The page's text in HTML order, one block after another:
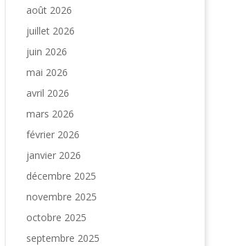
août 2026
juillet 2026
juin 2026
mai 2026
avril 2026
mars 2026
février 2026
janvier 2026
décembre 2025
novembre 2025
octobre 2025
septembre 2025